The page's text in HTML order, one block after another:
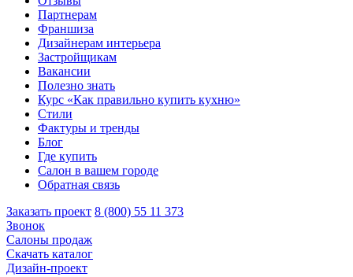
Партнерам
Франшиза
Дизайнерам интерьера
Застройщикам
Вакансии
Полезно знать
Курс «Как правильно купить кухню»
Cтили
Фактуры и тренды
Блог
Где купить
Салон в вашем городе
Обратная связь
Заказать проект 8 (800) 55 11 373
Звонок
Салоны продаж
Скачать каталог
Дизайн-проект